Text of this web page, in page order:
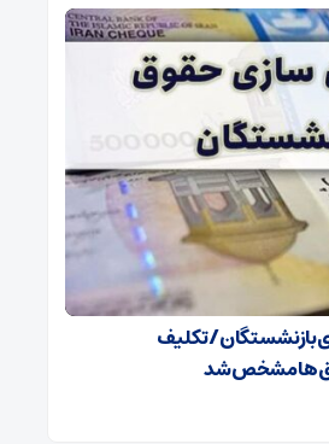
بازنشستگان/ تکلیف
مشخص شد